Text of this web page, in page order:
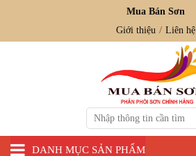
Mua Bán Sơn
Giới thiệu
Liên hệ
DANH MỤC SẢN PHẨM